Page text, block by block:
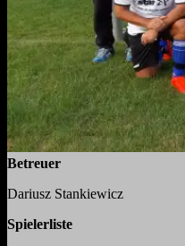
Betreuer
Dariusz Stankiewicz
Spielerliste